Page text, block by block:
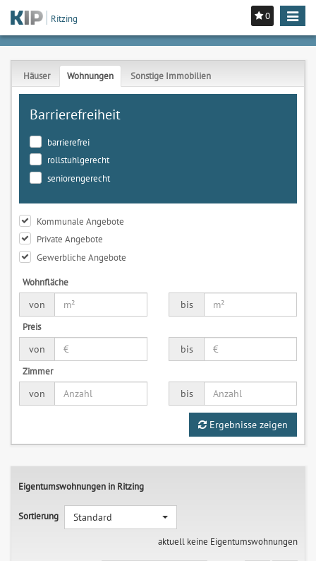
0
Toggle
Ritzing
Häuser Wohnungen Sonstige Immobilien
Barrierefreiheit
barrierefrei
rollstuhlgerecht
seniorengerecht
Kommunale Angebote
Private Angebote
Gewerbliche Angebote
Wohnfläche
von
bis
Preis
von
bis
Zimmer
von
bis
Ergebnisse zeigen
Eigentumswohnungen in Ritzing
Sortierung
Standard
aktuell keine Eigentumswohnungen